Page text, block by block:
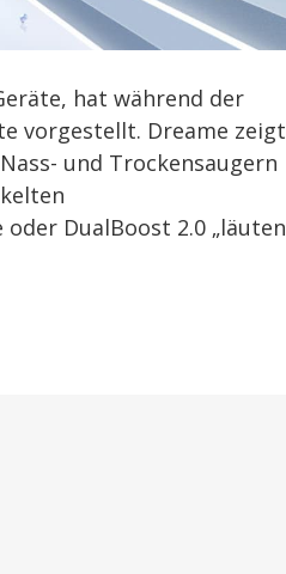
hat während der
vorgestellt. Dreame zeigt
und Trockensaugern
DualBoost 2.0 „läuten